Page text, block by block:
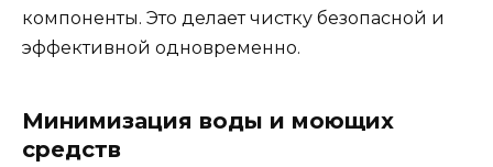
компоненты. Это делает чистку безопасной и
эффективной одновременно.
Минимизация воды и моющих
средств